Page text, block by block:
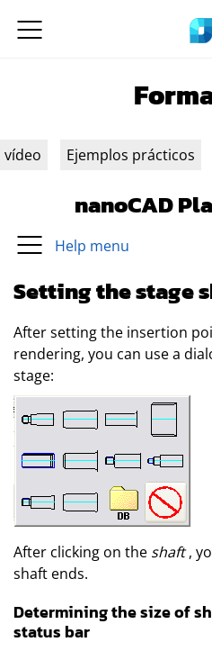
vídeo Ejemplos prácticos
nanoCAD
Help menu
Setting the stage
After setting the insertion
rendering, you can use a
stage:
After clicking on the shaft,
shaft ends.
Determining the size of
status bar